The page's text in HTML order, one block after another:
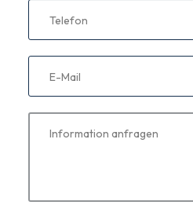
Telefon
E-Mail
Information anfragen